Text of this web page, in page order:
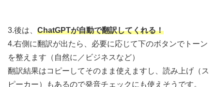
3.後は、 ChatGPTが自動で翻訳してくれる！
4.右側に翻訳が出たら、必要に応じて下のボタンでトーン
を整えます（自然に／ビジネスなど）
翻訳結果はコピーしてそのまま使えますし、読み上げ（ス
ピーカー）もあるので発音チェックにも使えそうです。